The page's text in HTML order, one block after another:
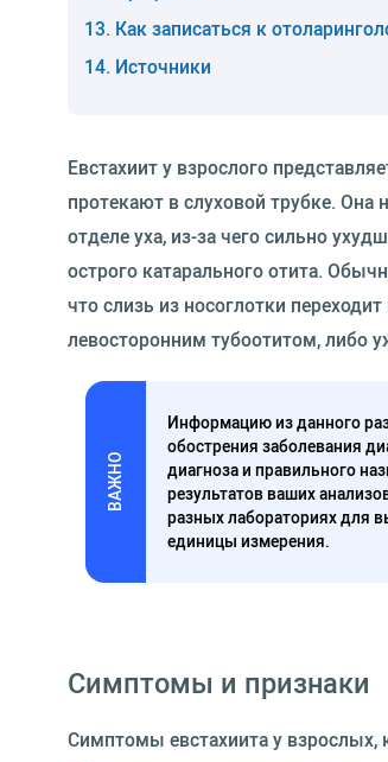
Как записаться к
Источники
Евстахиит у взрослого
протекают в слуховой трубке. Она
отделе уха, из-за чего сильно
острого катарального отита.
что слизь из носоглотки
левосторонним тубоотитом, либо
ВАЖНО
Информацию из данного
обострения заболевания
диагноза и правильного
результатов ваших
разных лабораториях для
единицы измерения.
Симптомы и признаки
Симптомы евстахиита у взрослых,